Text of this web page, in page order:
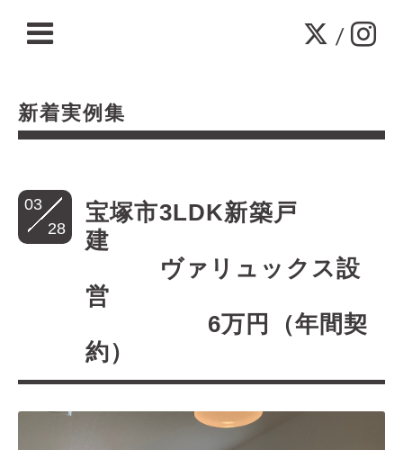
/
新着実例集
03
28
宝塚市3LDK新築戸
建
ヴァリュックス設
営
6万円（年間契
約）